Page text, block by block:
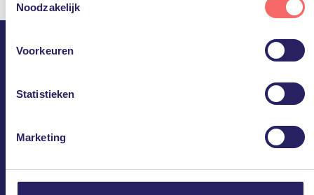
U kunt deze toestemming eenvoudig geven door op “Alles
accepteren” te klikken. Indien u hiermee niet akkoord gaat,
kunt u het gebruik van niet-essentiële diensten
kunt u ook de voorkeuren voor individuele diensten
Meer informatie, inclusief gegevensverwerking door
privacyverklaring. U kunt het gebruik van cookies te allen
Noodzakelijk
Voorkeuren
Statistieken
Marketing
Ineens doet IT er niet meer